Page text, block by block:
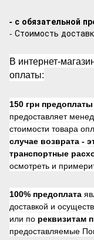
- с обязательной
- Стоимость
В интернет-
оплаты:
150 грн предоплаты
предоставляет
стоимости товара
случае возврата -
транспортные
осмотреть и
100% предоплата
доставкой и
или по реквизитам
предоставляемые